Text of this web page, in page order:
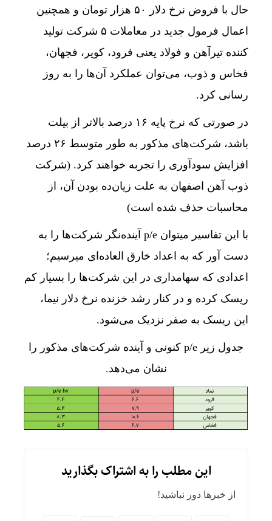
حال با فروض نرخ دلار ۵۰ هزار تومان و همچنین
اعمال فرمول جدید در معاملات ۵ شرکت تولید
کننده تیرآهن و فولاد یعنی فرود، کویر، فجهان،
فخاس و ذوب، می‌توان عملکرد آن‌ها را به روز
رسانی کرد.
در صورتی که نرخ پایه ۱۶ درصد بالاتر از بیلت
باشد، شرکت‌های مذکور به طور متوسط ۲۶ درصد
افزایش سودآوری را تجربه خواهند کرد. (شرکت
ذوب آهن اصفهان به علت زیان‌ده بودن آن، از
محاسبات حذف شده است)
با این تفاسیر میتوان p/e آینده‌نگر شرکت‌ها را به
دست آور که به اعداد خارق العاده‌ای میرسیم؛
اعدادی که سهامداری در این شرکت‌ها را بسیار کم
ریسک کرده و در کنار رشد خزنده نرخ دلار نیما،
این ریسک به صفر نزدیک می‌شود.
جدول زیر p/e کنونی و آینده شرکت‌های مذکور را
نشان می‌دهد.
این مطلب را به اشتراک بگذارید
از خبرها دور نباشید!